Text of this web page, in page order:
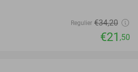
Regulier €34,20
€21 ,50